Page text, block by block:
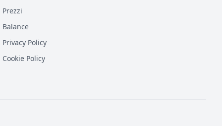
Prezzi
Balance
Privacy Policy
Cookie Policy